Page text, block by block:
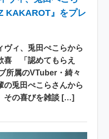
KAKAROT』をプレ
ヴィ、兎田ぺこらから
喜 「認めてもらえ
所属のVTuber・綺々
の兎田ぺこらさんから
その喜びを雑談 […]